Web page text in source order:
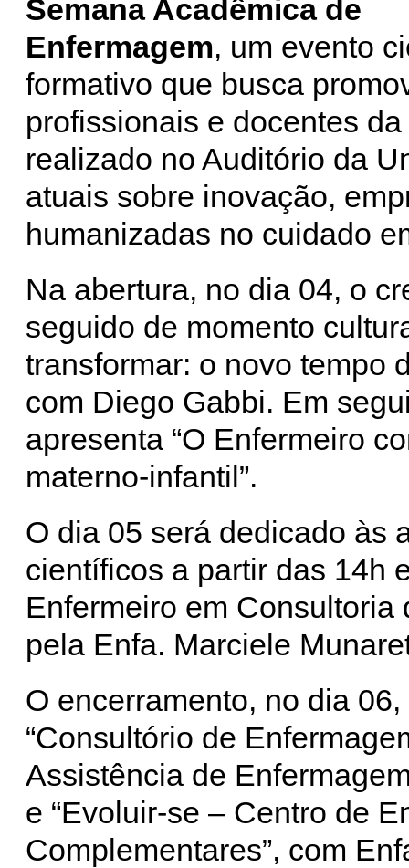
Semana Acadêmica de
Enfermagem, um evento
formativo que busca
profissionais e docentes
realizado no Auditório da
atuais sobre inovação,
humanizadas no cuidado
Na abertura, no dia 04, o
seguido de momento
transformar: o novo tempo
com Diego Gabbi. Em
apresenta “O Enfermeiro
materno-infantil”.
O dia 05 será dedicado às
científicos a partir das 14h
Enfermeiro em Consultoria
pela Enfa. Marciele
O encerramento, no dia
“Consultório de
Assistência de
e “Evoluir-se – Centro de
Complementares”, com